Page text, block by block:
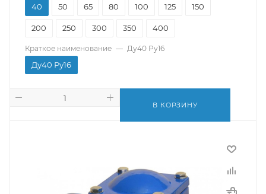
40 50 65 80 100 125 150
200 250 300 350 400
Краткое наименование — Ду40 Ру16
Ду40 Ру16
В КОРЗИНУ